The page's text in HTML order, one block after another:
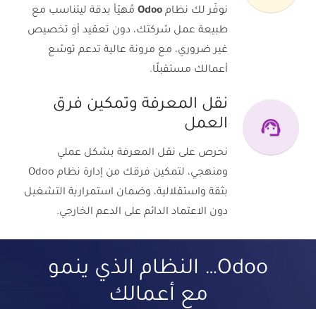
نوفّر لك نظامOdoo مُهيّأ بدقة ليتناسب مع
طبيعة عمل شركتك، دون تعقيد أو تخصيص
غير ضروري، مع مرونة عالية تدعم توسّع
أعمالك مستقبلًا.
support_agent
نقل المعرفة وتمكين فرق
العمل
نحرص على نقل المعرفة بشكل عملي
ومنهجي، لتمكين فرقك من إدارة نظام Odoo
بثقة واستقلالية، وضمان استمرارية التشغيل
دون الاعتماد الدائم على الدعم الخارجي.
Odoo… النظام الذي ينمو
مع أعمالك